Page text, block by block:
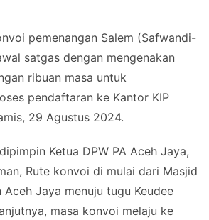
pemenangan Salem (Safwandi-
satgas dengan mengenakan
ribuan masa untuk
pendaftaran ke Kantor KIP
29 Agustus 2024.
Ketua DPW PA Aceh Jaya,
Rute konvoi di mulai dari Masjid
Jaya menuju tugu Keudee
masa konvoi melaju ke